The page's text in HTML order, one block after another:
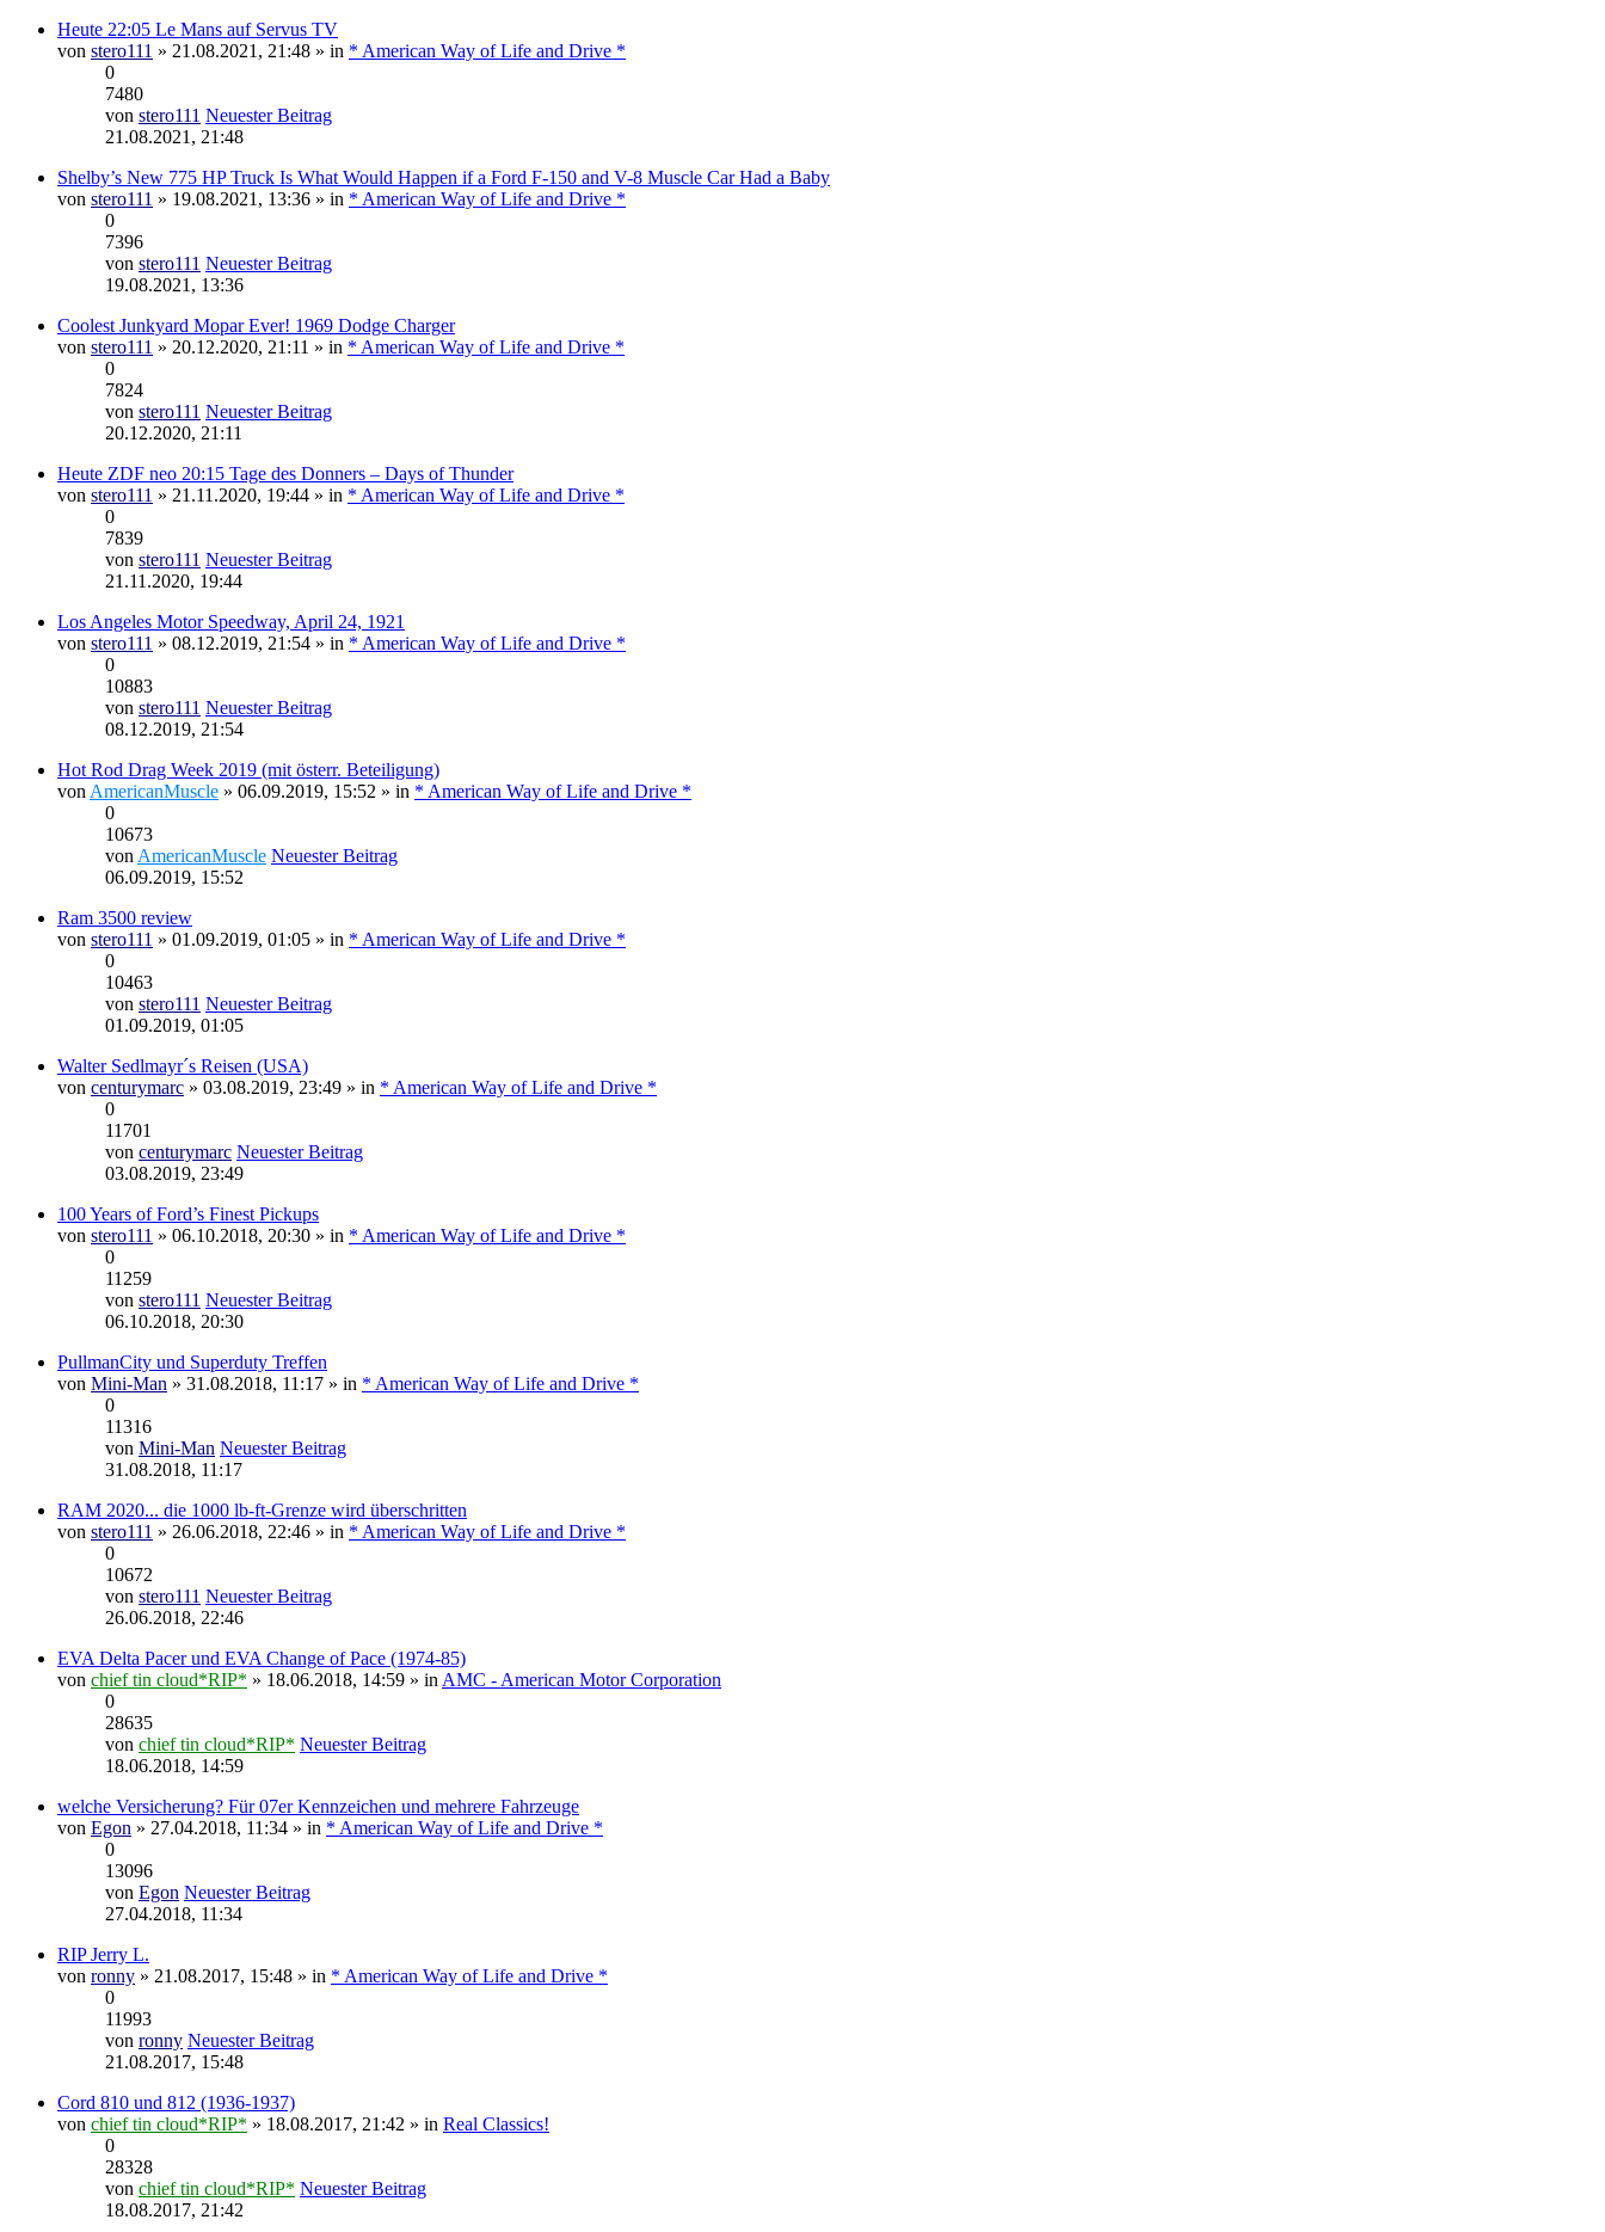
Heute 22:05 Le Mans auf Servus TV
von stero111 » 21.08.2021, 21:48 » in * American Way of Life and Drive *
0
7480
von stero111 Neuester Beitrag
21.08.2021, 21:48
Shelby’s New 775 HP Truck Is What Would Happen if a Ford F-150 and V-8 Muscle Car Had a Baby
von stero111 » 19.08.2021, 13:36 » in * American Way of Life and Drive *
0
7396
von stero111 Neuester Beitrag
19.08.2021, 13:36
Coolest Junkyard Mopar Ever! 1969 Dodge Charger
von stero111 » 20.12.2020, 21:11 » in * American Way of Life and Drive *
0
7824
von stero111 Neuester Beitrag
20.12.2020, 21:11
Heute ZDF neo 20:15 Tage des Donners – Days of Thunder
von stero111 » 21.11.2020, 19:44 » in * American Way of Life and Drive *
0
7839
von stero111 Neuester Beitrag
21.11.2020, 19:44
Los Angeles Motor Speedway, April 24, 1921
von stero111 » 08.12.2019, 21:54 » in * American Way of Life and Drive *
0
10883
von stero111 Neuester Beitrag
08.12.2019, 21:54
Hot Rod Drag Week 2019 (mit österr. Beteiligung)
von AmericanMuscle » 06.09.2019, 15:52 » in * American Way of Life and Drive *
0
10673
von AmericanMuscle Neuester Beitrag
06.09.2019, 15:52
Ram 3500 review
von stero111 » 01.09.2019, 01:05 » in * American Way of Life and Drive *
0
10463
von stero111 Neuester Beitrag
01.09.2019, 01:05
Walter Sedlmayr´s Reisen (USA)
von centurymarc » 03.08.2019, 23:49 » in * American Way of Life and Drive *
0
11701
von centurymarc Neuester Beitrag
03.08.2019, 23:49
100 Years of Ford’s Finest Pickups
von stero111 » 06.10.2018, 20:30 » in * American Way of Life and Drive *
0
11259
von stero111 Neuester Beitrag
06.10.2018, 20:30
PullmanCity und Superduty Treffen
von Mini-Man » 31.08.2018, 11:17 » in * American Way of Life and Drive *
0
11316
von Mini-Man Neuester Beitrag
31.08.2018, 11:17
RAM 2020... die 1000 lb-ft-Grenze wird überschritten
von stero111 » 26.06.2018, 22:46 » in * American Way of Life and Drive *
0
10672
von stero111 Neuester Beitrag
26.06.2018, 22:46
EVA Delta Pacer und EVA Change of Pace (1974-85)
von chief tin cloud*RIP* » 18.06.2018, 14:59 » in AMC - American Motor Corporation
0
28635
von chief tin cloud*RIP* Neuester Beitrag
18.06.2018, 14:59
welche Versicherung? Für 07er Kennzeichen und mehrere Fahrzeuge
von Egon » 27.04.2018, 11:34 » in * American Way of Life and Drive *
0
13096
von Egon Neuester Beitrag
27.04.2018, 11:34
RIP Jerry L.
von ronny » 21.08.2017, 15:48 » in * American Way of Life and Drive *
0
11993
von ronny Neuester Beitrag
21.08.2017, 15:48
Cord 810 und 812 (1936-1937)
von chief tin cloud*RIP* » 18.08.2017, 21:42 » in Real Classics!
0
28328
von chief tin cloud*RIP* Neuester Beitrag
18.08.2017, 21:42